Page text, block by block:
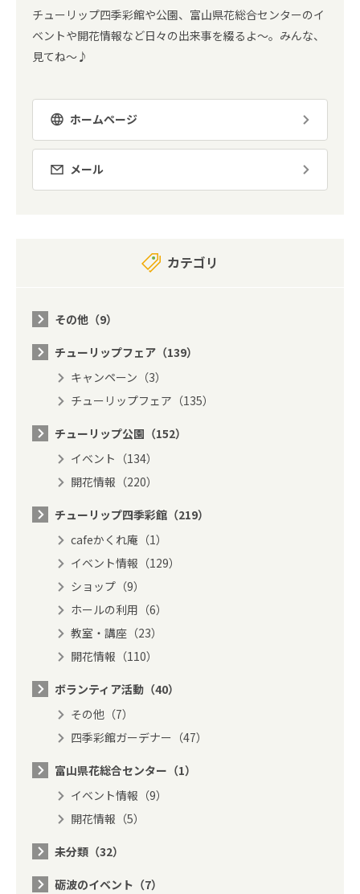
チューリップ四季彩館や公園、富山県花総合センターのイ
ベントや開花情報など日々の出来事を綴るよ～。みんな、
見てね～♪
ホームページ
メール
カテゴリ
その他（9）
チューリップフェア（139）
キャンペーン（3）
チューリップフェア（135）
チューリップ公園（152）
イベント（134）
開花情報（220）
チューリップ四季彩館（219）
cafeかくれ庵（1）
イベント情報（129）
ショップ（9）
ホールの利用（6）
教室・講座（23）
開花情報（110）
ボランティア活動（40）
その他（7）
四季彩館ガーデナー（47）
富山県花総合センター（1）
イベント情報（9）
開花情報（5）
未分類（32）
砺波のイベント（7）